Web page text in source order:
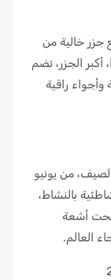
جزر خالية من
أكبر الجزر، تضم
راقية
من يونيو
بالنشاط،
تحت أشعة
العالم.